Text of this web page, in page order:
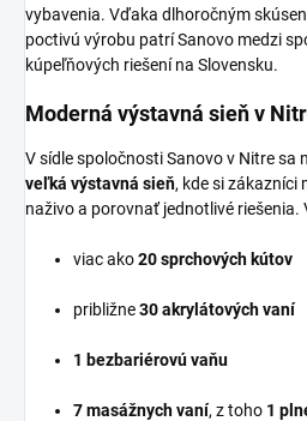
vybavenia. Vďaka dlhoročným
poctivú výrobu patrí Sanovo medzi
kúpeľňových riešení na Slovensku.
Moderná výstavná sieň v
V sídle spoločnosti Sanovo v Nitre sa
veľká výstavná sieň, kde si
naživo a porovnať jednotlivé
viac ako20 sprchových kútov
približne30 akrylátových vaní
1 bezbariérovú vaňu
7 masážnych vaní, z toho 1